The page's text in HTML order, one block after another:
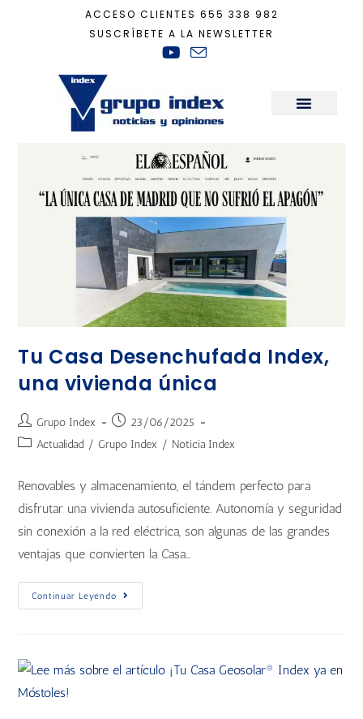
ACCESO CLIENTES 655 338 982
SUSCRÍBETE A LA NEWSLETTER
Móstoles
Tu Casa Desenchufada Index,
una vivienda única
Grupo Index
23/06/2025
Actualidad / Grupo Index / Noticia Index
Renovables y almacenamiento, el tándem perfecto para
disfrutar una vivienda autosuficiente. Autonomía y seguridad
sin conexión a la red eléctrica, son algunas de las grandes
ventajas que convierten la Casa…
Continuar Leyendo